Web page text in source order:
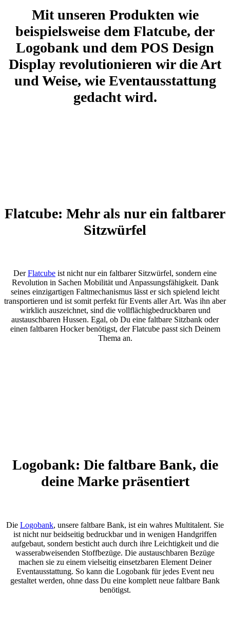
Mit unseren Produkten wie
beispielsweise dem Flatcube, der
Logobank und dem POS Design
Display revolutionieren wir die Art
und Weise, wie Eventausstattung
gedacht wird.
Flatcube: Mehr als nur ein faltbarer
Sitzwürfel
DerFlatcube ist nicht nur ein faltbarer Sitzwürfel, sondern eine
Revolution in Sachen Mobilität und Anpassungsfähigkeit. Dank
seines einzigartigen Faltmechanismus lässt er sich spielend leicht
transportieren und ist somit perfekt für Events aller Art. Was ihn aber
wirklich auszeichnet, sind die vollflächigbedruckbaren und
austauschbaren Hussen. Egal, ob Du eine faltbare Sitzbank oder
einen faltbaren Hocker benötigst, der Flatcube passt sich Deinem
Thema an.
Logobank: Die faltbare Bank, die
deine Marke präsentiert
Die Logobank, unsere faltbare Bank, ist ein wahres Multitalent. Sie
ist nicht nur beidseitig bedruckbar und in wenigen Handgriffen
aufgebaut, sondern besticht auch durch ihre Leichtigkeit und die
wasserabweisenden Stoffbezüge. Die austauschbaren Bezüge
machen sie zu einem vielseitig einsetzbaren Element Deiner
Eventausstattung. So kann die Logobank für jedes Event neu
gestaltet werden, ohne dass Du eine komplett neue faltbare Bank
benötigst.